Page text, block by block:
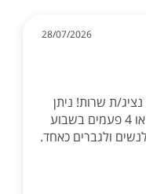
28/07/2026
ת שרות! ניתן
לשלב עבודה מהבית משרה מלאה או 4 פעמים בשבוע